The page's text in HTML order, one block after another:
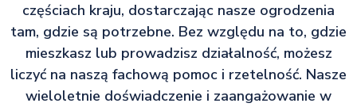
częściach kraju, dostarczając nasze ogrodzenia
tam, gdzie są potrzebne. Bez względu na to, gdzie
mieszkasz lub prowadzisz działalność, możesz
liczyć na naszą fachową pomoc i rzetelność. Nasze
wieloletnie doświadczenie i zaangażowanie w